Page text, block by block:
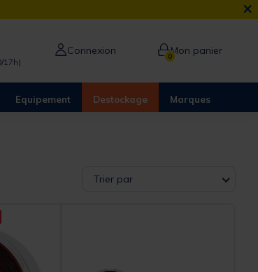
×
17h)
Connexion 0Mon panier
Equipement Destockage Marques
Trier par